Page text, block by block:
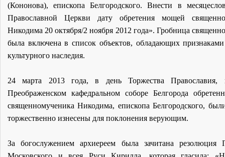
(Кононова), епископа Белгородского. Внести в
Православной Церкви дату обретения мощей
Никодима 20 октября/2 ноября 2012 года». Гробница
была включена в список объектов, обладающих признаками
культурного наследия.
24 марта 2013 года, в день Торжества Православия,
Преображенском кафедральном соборе Белгорода
священномученика Никодима, епископа Белгородского,
торжественно изнесены для поклонения верующим.
За богослужением архиереем была зачитана резолюция